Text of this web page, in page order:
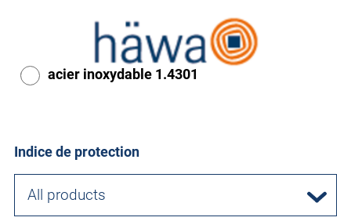
acier inoxydable 1.4301
Indice de protection
All products